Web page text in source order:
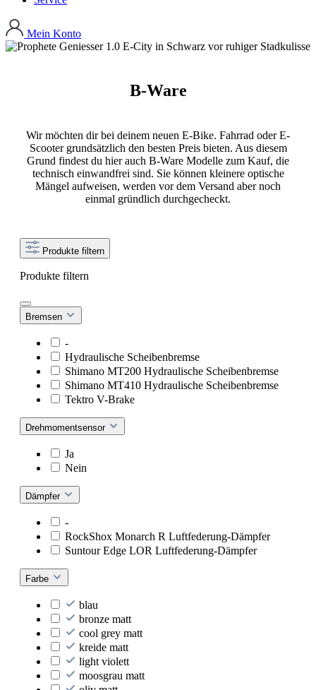
Mein Konto
B-Ware
Wir möchten dir bei deinem neuen E-Bike. Fahrrad oder E-
Scooter grundsätzlich den besten Preis bieten. Aus diesem
Grund findest du hier auch B-Ware Modelle zum Kauf, die
technisch einwandfrei sind. Sie können kleinere optische
Mängel aufweisen, werden vor dem Versand aber noch
einmal gründlich durchgecheckt.
Produkte filtern
Produkte filtern
Bremsen
-
Hydraulische Scheibenbremse
Shimano MT200 Hydraulische Scheibenbremse
Shimano MT410 Hydraulische Scheibenbremse
Tektro V-Brake
Drehmomentsensor
Ja
Nein
Dämpfer
-
RockShox Monarch R Luftfederung-Dämpfer
Suntour Edge LOR Luftfederung-Dämpfer
Farbe
blau
bronze matt
cool grey matt
kreide matt
light violett
moosgrau matt